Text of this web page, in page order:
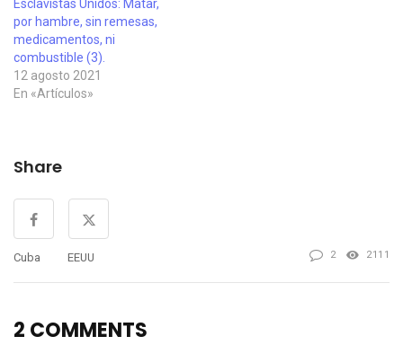
Esclavistas Unidos: Matar,
por hambre, sin remesas,
medicamentos, ni
combustible (3).
12 agosto 2021
En «Artículos»
Share
Cuba EEUU 2 2111
2 COMMENTS